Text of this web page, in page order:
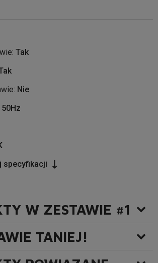
Tak
Nie
specyfikacji
W ZESTAWIE #1
TANIEJ!